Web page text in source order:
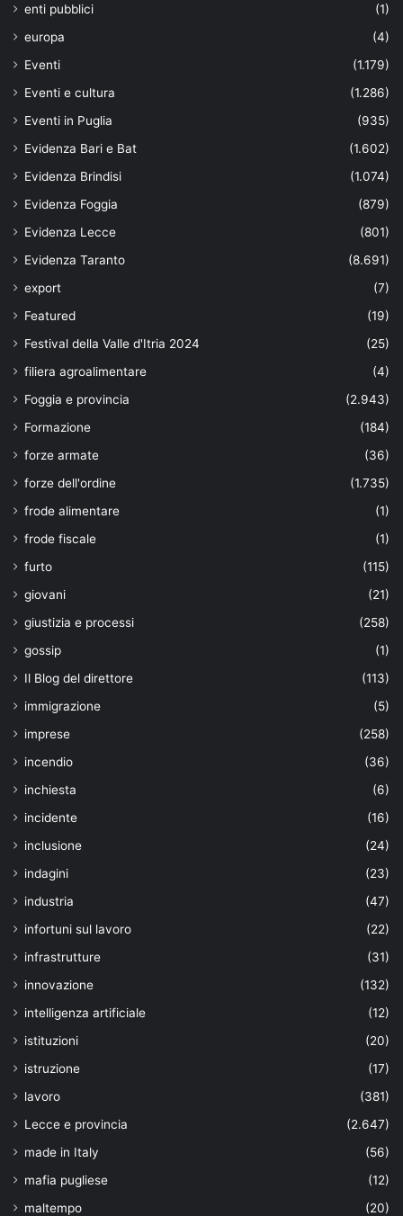
enti pubblici
(1)
europa
(4)
Eventi
(1.179)
Eventi e cultura
(1.286)
Eventi in Puglia
(935)
Evidenza Bari e Bat
(1.602)
Evidenza Brindisi
(1.074)
Evidenza Foggia
(879)
Evidenza Lecce
(801)
Evidenza Taranto
(8.691)
export
(7)
Featured
(19)
Festival della Valle d'Itria 2024
(25)
filiera agroalimentare
(4)
Foggia e provincia
(2.943)
Formazione
(184)
forze armate
(36)
forze dell'ordine
(1.735)
frode alimentare
(1)
frode fiscale
(1)
furto
(115)
giovani
(21)
giustizia e processi
(258)
gossip
(1)
Il Blog del direttore
(113)
immigrazione
(5)
imprese
(258)
incendio
(36)
inchiesta
(6)
incidente
(16)
inclusione
(24)
indagini
(23)
industria
(47)
infortuni sul lavoro
(22)
infrastrutture
(31)
innovazione
(132)
intelligenza artificiale
(12)
istituzioni
(20)
istruzione
(17)
lavoro
(381)
Lecce e provincia
(2.647)
made in Italy
(56)
mafia pugliese
(12)
maltempo
(20)